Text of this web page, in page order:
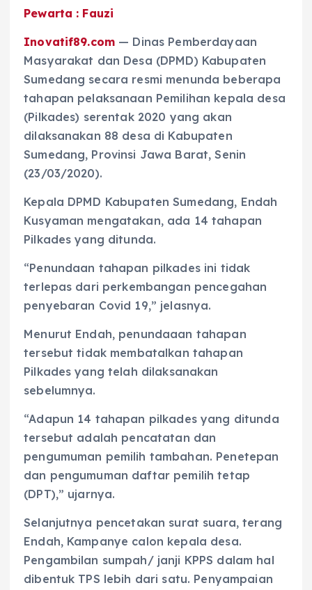
Pewarta : Fauzi
Inovatif89.com — Dinas Pemberdayaan
Masyarakat dan Desa (DPMD) Kabupaten
Sumedang secara resmi menunda beberapa
tahapan pelaksanaan Pemilihan kepala desa
(Pilkades) serentak 2020 yang akan
dilaksanakan 88 desa di Kabupaten
Sumedang, Provinsi Jawa Barat, Senin
(23/03/2020).
Kepala DPMD Kabupaten Sumedang, Endah
Kusyaman mengatakan, ada 14 tahapan
Pilkades yang ditunda.
“Penundaan tahapan pilkades ini tidak
terlepas dari perkembangan pencegahan
penyebaran Covid 19,” jelasnya.
Menurut Endah, penundaaan tahapan
tersebut tidak membatalkan tahapan
Pilkades yang telah dilaksanakan
sebelumnya.
“Adapun 14 tahapan pilkades yang ditunda
tersebut adalah pencatatan dan
pengumuman pemilih tambahan. Penetepan
dan pengumuman daftar pemilih tetap
(DPT),” ujarnya.
Selanjutnya pencetakan surat suara, terang
Endah, Kampanye calon kepala desa.
Pengambilan sumpah/ janji KPPS dalam hal
dibentuk TPS lebih dari satu. Penyampaian